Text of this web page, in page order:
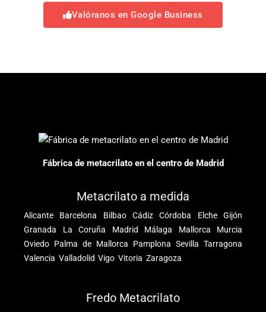
Valóranos en Google Business
Fábrica de metacrilato en el centro de Madrid
Metacrilato a medida
Alicante Barcelona Bilbao Cádiz Córdoba Elche
Gijón
Granada
La Coruña Madrid Málaga Mallorca
Murcia
Oviedo Palma de Mallorca Pamplona Sevilla Tarragona
Valencia Valladolid Vigo Vitoria Zaragoza
Fredo Metacrilato